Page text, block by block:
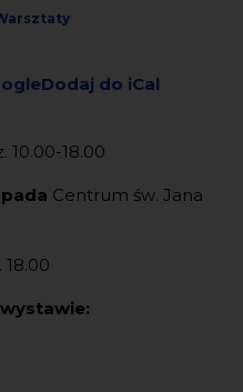
Dodaj do iCal
10.00-18.00
Centrum św. Jana
18.00